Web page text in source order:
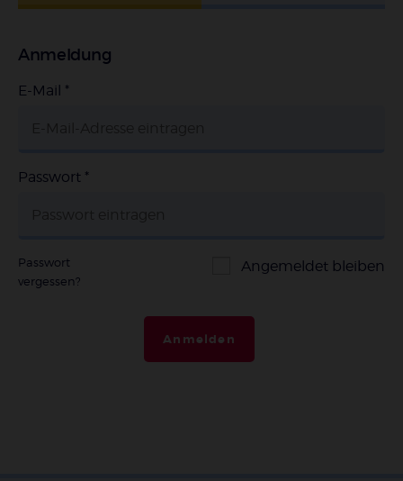
Anmeldung
E-Mail *
Passwort *
Passwort
vergessen?
Angemeldet bleiben
Anmelden